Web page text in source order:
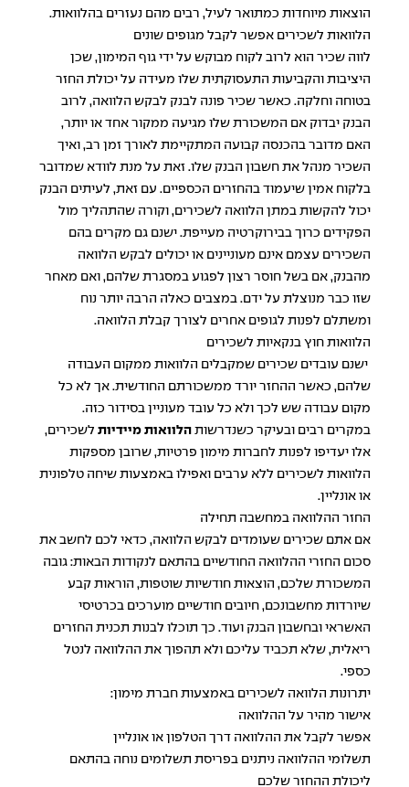
הוצאות מיוחדות כמתואר לעיל, רבים מהם נעזרים בהלוואות.
הלוואות לשכירים אפשר לקבל מגופים שונים
לווה שכיר הוא לרוב לקוח מבוקש על ידי גוף המימון, שכן
היציבות והקביעות התעסוקתית שלו מעידה על יכולת החזר
בטוחה וחלקה. כאשר שכיר פונה לבנק לבקש הלוואה, לרוב
הבנק יבדוק אם המשכורת שלו מגיעה ממקור אחד או יותר,
האם מדובר בהכנסה קבועה המתקיימת לאורך זמן רב, ואיך
השכיר מנהל את חשבון הבנק שלו. זאת על מנת לוודא שמדובר
בלקוח אמין שיעמוד בהחזרים הכספיים. עם זאת, לעיתים הבנק
יכול להקשות במתן הלוואה לשכירים, וקורה שהתהליך מול
הפקידים כרוך בבירוקרטיה מעייפת. ישנם גם מקרים בהם
השכירים עצמם אינם מעוניינים או יכולים לבקש הלוואה
מהבנק, אם בשל חוסר רצון לפגוע במסגרת שלהם, ואם מאחר
שזו כבר מנוצלת על ידם. במצבים כאלה הרבה יותר נוח
ומשתלם לפנות לגופים אחרים לצורך קבלת הלוואה.
הלוואות חוץ בנקאיות לשכירים
ישנם עובדים שכירים שמקבלים הלוואות ממקום העבודה
שלהם, כאשר ההחזר יורד ממשכורתם החודשית. אך לא כל
מקום עבודה שש לכך ולא כל עובד מעוניין בסידור כזה.
במקרים רבים ובעיקר כשנדרשות הלוואות מיידיות לשכירים,
אלו יעדיפו לפנות לחברות מימון פרטיות, שרובן מספקות
הלוואות לשכירים ללא ערבים ואפילו באמצעות שיחה טלפונית
או אונליין.
החזר ההלוואה במחשבה תחילה
אם אתם שכירים שעומדים לבקש הלוואה, כדאי לכם לחשב את
סכום החזרי ההלוואה החודשיים בהתאם לנקודות הבאות: גובה
המשכורת שלכם, הוצאות חודשיות שוטפות, הוראות קבע
שיורדות מחשבונכם, חיובים חודשיים מוערכים בכרטיסי
האשראי ובחשבון הבנק ועוד. כך תוכלו לבנות תכנית החזרים
ריאלית, שלא תכביד עליכם ולא תהפוך את ההלוואה לנטל
כספי.
יתרונות הלוואה לשכירים באמצעות חברת מימון:
אישור מהיר על ההלוואה
אפשר לקבל את ההלוואה דרך הטלפון או אונליין
תשלומי ההלוואה ניתנים בפריסת תשלומים נוחה בהתאם
ליכולת ההחזר שלכם